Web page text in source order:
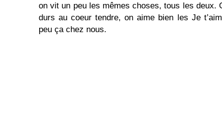
on vit un peu les mêmes choses, tous les deux.
durs au coeur tendre, on aime bien les Je
peu ça chez nous.